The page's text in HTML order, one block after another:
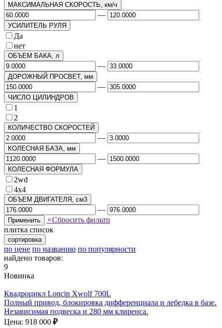
МАКСИМАЛЬНАЯ СКОРОСТЬ, км/ч
—
УСИЛИТЕЛЬ РУЛЯ
Да
нет
ОБЪЕМ БАКА, л
—
ДОРОЖНЫЙ ПРОСВЕТ, мм
—
ЧИСЛО ЦИЛИНДРОВ
1
2
КОЛИЧЕСТВО СКОРОСТЕЙ
—
КОЛЕСНАЯ БАЗА, мм
—
КОЛЕСНАЯ ФОРМУЛА
2wd
4х4
ОБЪЕМ ДВИГАТЕЛЯ, см3
—
Применить ×Сбросить фильтр
плитка список
сортировка
по цене по названию по популярности
найдено товаров:
9
Новинка
Квадроцикл Loncin Xwolf 700L
Полный привод, блокировка дифференциала и лебедка в базе.
Независимая подвеска и 280 мм клиренса.
Цена: 918 000 ₽